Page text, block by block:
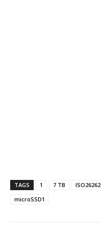
TAGS 1 7 TB ISO26262
microSSD1